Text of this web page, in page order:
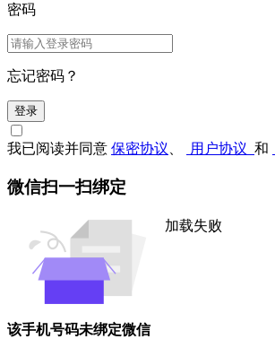
密码
忘记密码？
登录
我已阅读并同意 保密协议 用户协议 和
微信扫一扫绑定
加载失败
该手机号码未绑定微信